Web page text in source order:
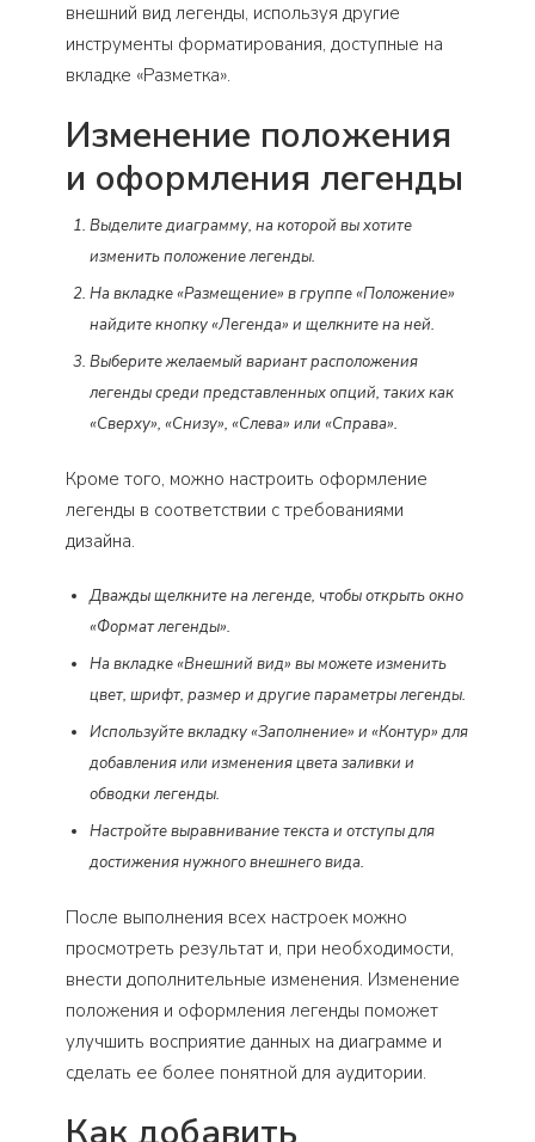
внешний вид легенды, используя другие
инструменты форматирования, доступные на
вкладке «Разметка».
Изменение положения
и оформления легенды
Выделите диаграмму, на которой вы хотите
изменить положение легенды.
На вкладке «Размещение» в группе «Положение»
найдите кнопку «Легенда» и щелкните на ней.
Выберите желаемый вариант расположения
легенды среди представленных опций, таких как
«Сверху», «Снизу», «Слева» или «Справа».
Кроме того, можно настроить оформление
легенды в соответствии с требованиями
дизайна.
Дважды щелкните на легенде, чтобы открыть окно
«Формат легенды».
На вкладке «Внешний вид» вы можете изменить
цвет, шрифт, размер и другие параметры легенды.
Используйте вкладку «Заполнение» и «Контур» для
добавления или изменения цвета заливки и
обводки легенды.
Настройте выравнивание текста и отступы для
достижения нужного внешнего вида.
После выполнения всех настроек можно
просмотреть результат и, при необходимости,
внести дополнительные изменения. Изменение
положения и оформления легенды поможет
улучшить восприятие данных на диаграмме и
сделать ее более понятной для аудитории.